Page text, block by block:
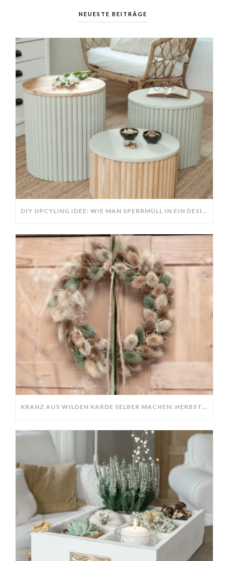
NEUESTE BEITRÄGE
DIY UPCYLING IDEE: WIE MAN SPERRMÜLL IN EIN DESIGNER TEIL VERWANDELT
KRANZ AUS WILDEN KARDE SELBER MACHEN: HERBSTDEKO GANZ EINFACH